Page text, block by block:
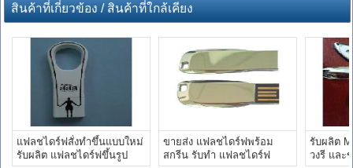
สินค้าที่เกี่ยวข้อง / สินค้าที่ใกล้เคียง
แฟลชไดร์ฟสั่งทำขึ้นแบบใหม่
รับผลิต แฟลชไดร์ฟขึ้นรูป
ขายส่ง แฟลชไดร์ฟพร้อม
สกรีน รับทำ แฟลชไดร์ฟ
รับผลิต
วงรี และ